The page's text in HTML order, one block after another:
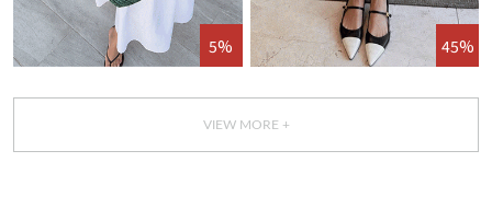
5% 45%
VIEW MORE +